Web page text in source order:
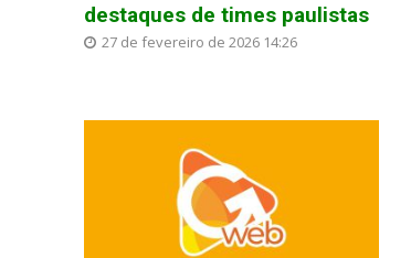
destaques de times paulistas
27 de fevereiro de 2026 14:26